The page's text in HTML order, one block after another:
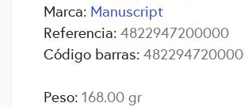
Marca: Manuscript
Referencia: 4822947200000
Código barras:
Peso: 168.00 gr